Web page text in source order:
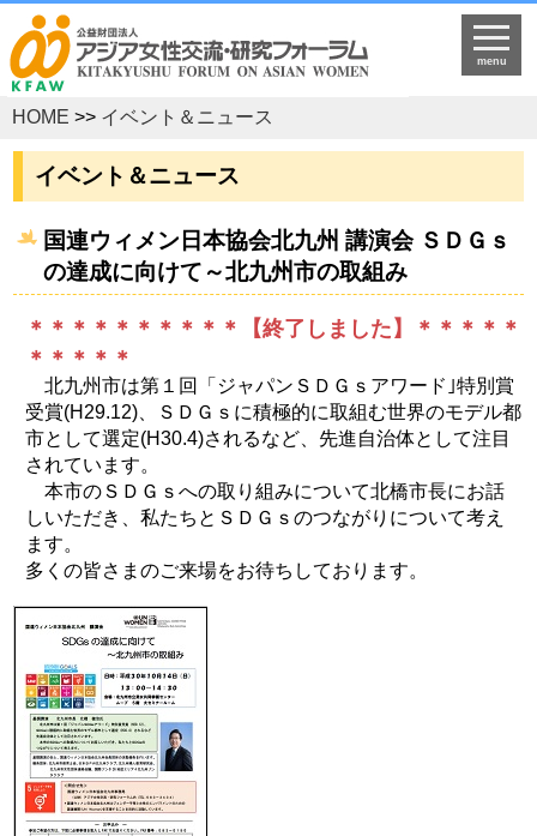
menu
HOME >> イベント＆ニュース
イベント＆ニュース
国連ウィメン日本協会北九州 講演会 ＳＤＧｓ
の達成に向けて～北九州市の取組み
＊＊＊＊＊＊＊＊＊＊【終了しました】＊＊＊＊＊
＊＊＊＊＊
北九州市は第１回「ジャパンＳＤＧｓアワード｣特別賞
受賞(H29.12)、ＳＤＧｓに積極的に取組む世界のモデル都
市として選定(H30.4)されるなど、先進自治体として注目
されています。
本市のＳＤＧｓへの取り組みについて北橋市長にお話
しいただき、私たちとＳＤＧｓのつながりについて考え
ます。
多くの皆さまのご来場をお待ちしております。